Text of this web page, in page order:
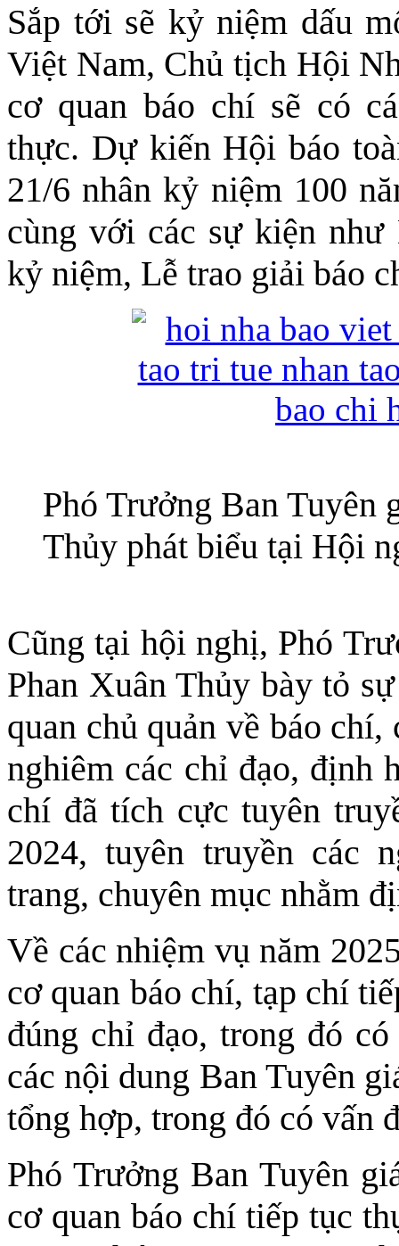
Sắp tới sẽ kỷ niệm dấu
Việt Nam, Chủ tịch Hội
cơ quan báo chí sẽ có
thực. Dự kiến Hội báo
21/6 nhân kỷ niệm 100
cùng với các sự kiện
kỷ niệm, Lễ trao giải báo
Phó Trưởng Ban Tuyên
Thủy phát biểu tại Hội
Cũng tại hội nghị, Phó
Phan Xuân Thủy bày tỏ
quan chủ quản về báo
nghiêm các chỉ đạo, định
chí đã tích cực tuyên
2024, tuyên truyền các
trang, chuyên mục nhằm
Về các nhiệm vụ năm
cơ quan báo chí, tạp chí
đúng chỉ đạo, trong đó
các nội dung Ban Tuyên
tổng hợp, trong đó có vấn
Phó Trưởng Ban Tuyên
cơ quan báo chí tiếp tục